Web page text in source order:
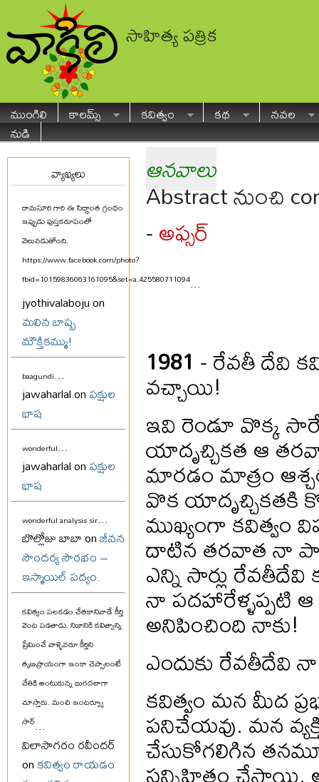
సాహిత్య పత్రిక
ముంగిలి కాలమ్స్ కవిత్వం కథ
నవల
నుడి
వ్యాఖ్యలు
రామసూరి గారి ఈ సిద్ధాంత గ్రంథం
ఇప్పుడు పుస్తకరూపంలో
వెలువడుతోంది.
https://www.facebook.com/photo?
fbid=10159836063161095&set=a.425580711094...
jyothivalaboju on
మలిన బాష్ప
మౌక్తికమ్ము!
baagundi...
jawaharlal onపక్షుల
భాష
wonderful...
jawaharlal onపక్షుల
భాష
wonderful analysis sir...
బొల్లోజు బాబా onజీవన
సౌందర్య సౌరభం –
ఇస్మాయిల్ పద్యం.
కవిత్వం పలకడం చేతకానివాడే కీర్తి
వెంట పడతాడు. నిజానికి కవిత్వాన్ని
ప్రేమించే వాళ్ళెవరూ కీర్తిని
తృణప్రాయంగా ఇంకా చెప్పాలంటే
చేతికి అంటుకున్న బురదలాగా
చూస్తారు. మంచి ఇంటర్వ్యూ
సార్...
విలాసాగరం రవీందర్
onకవిత్వం రాయడం
ఆనవాలు
Abstract నుంచి
-అఫ్సర్
1981 - రేవతీ దేవి
వచ్చాయి!
ఇవి రెండూ వొక్క
యాదృచ్చికత ఆ
మారడం మాత్రం
వొక యాదృచ్చికతకి
ముఖ్యంగా
దాటిన తరవాత నా
ఎన్ని సార్లు
నా పదహారేళ్ళప్పటి ఆ
అనిపించింది నాకు!
ఎందుకు
కవిత్వం మన మీద
పనిచేయవు. మన
చేసుకోగలిగిన